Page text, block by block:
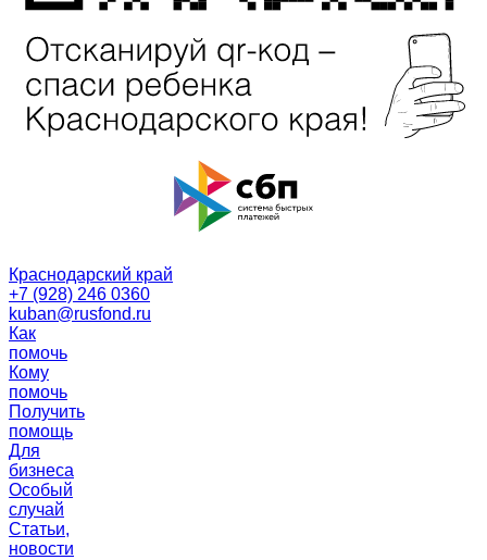
Краснодарский край
+7 (928) 246 0360
kuban@rusfond.ru
Как
помочь
Кому
помочь
Получить
помощь
Для
бизнеса
Особый
случай
Статьи,
новости